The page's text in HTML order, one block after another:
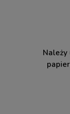
Należy